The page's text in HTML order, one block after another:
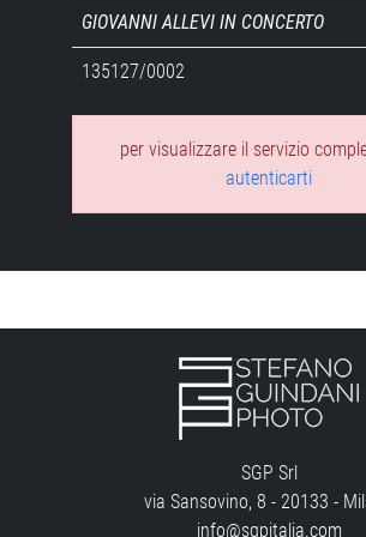
GIOVANNI ALLEVI IN CONCERTO
135127/0002
per visualizzare il servizio
autenticarti
SGP Srl
via Sansovino, 8 - 20133 -
info@sgpitalia.com